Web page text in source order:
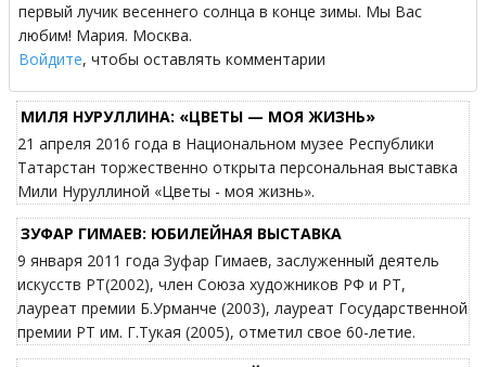
первый лучик весеннего солнца в конце зимы. Мы Вас
любим! Мария. Москва.
Войдите, чтобы оставлять комментарии
МИЛЯ НУРУЛЛИНА: «ЦВЕТЫ — МОЯ ЖИЗНЬ»
21 апреля 2016 года в Национальном музее Республики
Татарстан торжественно открыта персональная выставка
Мили Нуруллиной «Цветы - моя жизнь».
ЗУФАР ГИМАЕВ: ЮБИЛЕЙНАЯ ВЫСТАВКА
9 января 2011 года Зуфар Гимаев, заслуженный деятель
искусств РТ(2002), член Союза художников РФ и РТ,
лауреат премии Б.Урманче (2003), лауреат Государственной
премии РТ им. Г.Тукая (2005), отметил свое 60-летие.